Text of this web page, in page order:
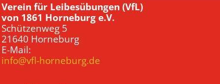
Verein für Leibesübungen (VfL)
von 1861 Horneburg e.V.
Schützenweg 5
21640 Horneburg
E-Mail:
info@vfl-horneburg.de